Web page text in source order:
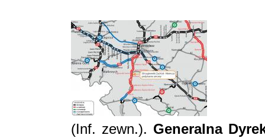
(Inf. zewn.). Generalna